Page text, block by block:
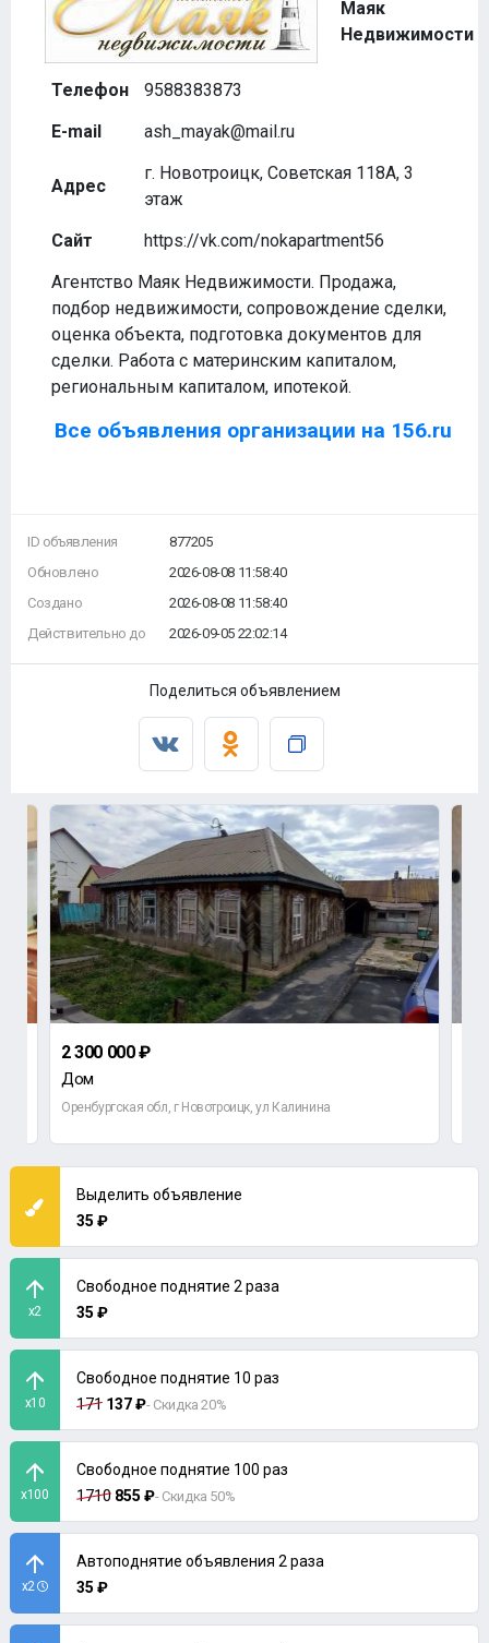
Маяк
Недвижимости
Телефон
9588383873
E-mail
ash_mayak@mail.ru
Адрес
г. Новотроицк, Советская 118А, 3
этаж
Сайт
https://vk.com/nokapartment56
Агентство Маяк Недвижимости. Продажа,
подбор недвижимости, сопровождение сделки,
оценка объекта, подготовка документов для
сделки. Работа с материнским капиталом,
региональным капиталом, ипотекой.
Все объявления организации на 156.ru
ID объявления
Обновлено
Создано
Действительно до
877205
2026-08-08 11:58:40
2026-08-08 11:58:40
2026-09-05 22:02:14
Поделиться объявлением
2 300 000 ₽
Дом
Оренбургская обл, г Новотроицк, ул Калинина
Выделить объявление
35 ₽
x2
Свободное поднятие 2 раза
35 ₽
x10
Свободное поднятие 10 раз
171 137 ₽- Скидка 20%
x100
Свободное поднятие 100 раз
1710 855 ₽- Скидка 50%
x2
Автоподнятие объявления 2 раза
35 ₽